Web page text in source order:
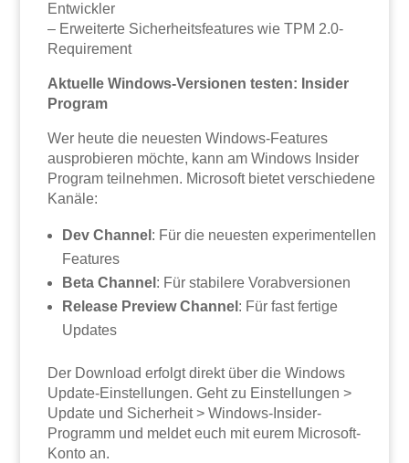
Entwickler
– Erweiterte Sicherheitsfeatures wie TPM 2.0-
Requirement
Aktuelle Windows-Versionen testen: Insider
Program
Wer heute die neuesten Windows-Features
ausprobieren möchte, kann am Windows Insider
Program teilnehmen. Microsoft bietet verschiedene
Kanäle:
Dev Channel : Für die neuesten experimentellen
Features
Beta Channel : Für stabilere Vorabversionen
Release Preview Channel : Für fast fertige
Updates
Der Download erfolgt direkt über die Windows
Update-Einstellungen. Geht zu Einstellungen >
Update und Sicherheit > Windows-Insider-
Programm und meldet euch mit eurem Microsoft-
Konto an.